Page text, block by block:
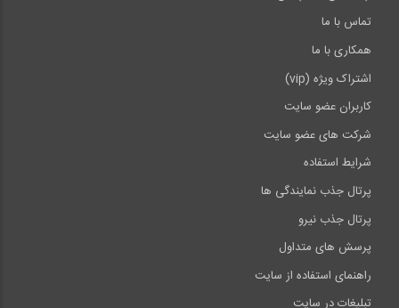
تماس با ما
همکاری با ما
اشتراک ویژه (vip)
کاربران عضو سایت
شرکت های عضو سایت
شرایط استفاده
پرتال جذب نمایندگی ها
پرتال جذب نیرو
پرسش های متداول
راهنمای استفاده از سایت
تبلیغات در سایت